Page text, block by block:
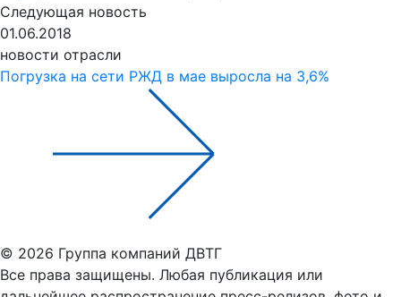
Следующая новость
01.06.2018
новости отрасли
Погрузка на сети РЖД в мае выросла на 3,6%
© 2026 Группа компаний ДВТГ
Все права защищены. Любая публикация или